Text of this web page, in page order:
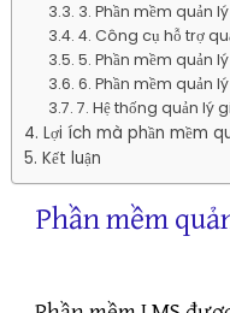
3. Phần mềm quản
4. Công cụ hỗ trợ
5. Phần mềm quản
6. Phần mềm quản
7. Hệ thống quản lý
Lợi ích mà phần mềm
Kết luận
Phần mềm